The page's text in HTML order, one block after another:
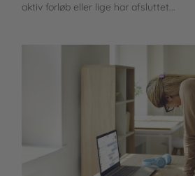
aktiv forløb eller lige har afsluttet...